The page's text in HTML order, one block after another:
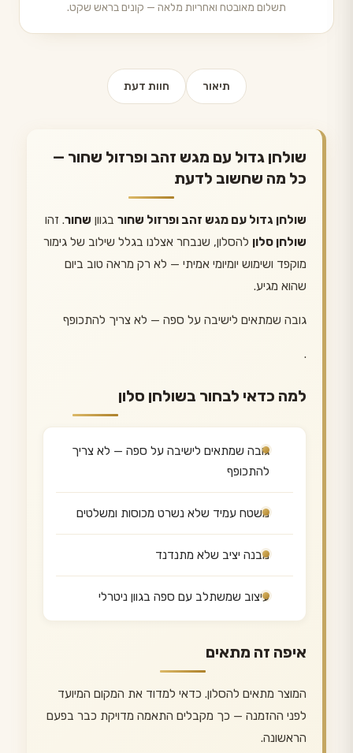
תשלום מאובטח ואחריות מלאה — קונים בראש שקט.
תיאור חוות דעת
שולחן גדול עם מגש זהב ופרזול שחור —
כל מה שחשוב לדעת
שולחן גדול עם מגש זהב ופרזול שחור בגוון שחור. זהו
שולחן סלון להסלון, שנבחר אצלנו בגלל שילוב של גימור
מוקפד ושימוש יומיומי אמיתי — לא רק מראה טוב ביום
שהוא מגיע.
גובה שמתאים לישיבה על ספה — לא צריך להתכופף
.
למה כדאי לבחור בשולחן סלון
גובה שמתאים לישיבה על ספה — לא צריך
להתכופף
משטח עמיד שלא נשרט מכוסות ומשלטים
מבנה יציב שלא מתנדנד
עיצוב שמשתלב עם ספה בגוון ניטרלי
איפה זה מתאים
המוצר מתאים להסלון. כדאי למדוד את המקום המיועד
לפני ההזמנה — כך מקבלים התאמה מדויקת כבר בפעם
הראשונה.